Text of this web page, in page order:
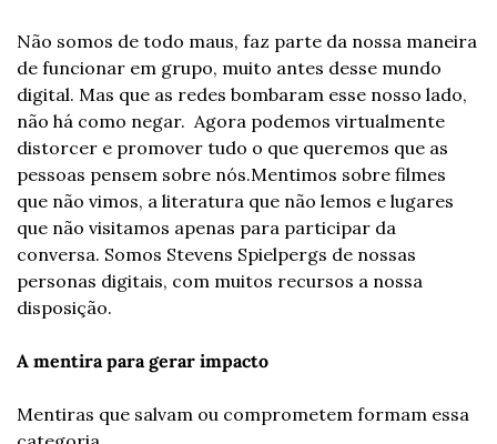
Não somos de todo maus, faz parte da nossa maneira
de funcionar em grupo, muito antes desse mundo
digital. Mas que as redes bombaram esse nosso lado,
não há como negar.  Agora podemos virtualmente
distorcer e promover tudo o que queremos que as
pessoas pensem sobre nós.Mentimos sobre filmes
que não vimos, a literatura que não lemos e lugares
que não visitamos apenas para participar da
conversa. Somos Stevens Spielpergs de nossas
personas digitais, com muitos recursos a nossa
disposição.
A mentira para gerar impacto
Mentiras que salvam ou comprometem formam essa